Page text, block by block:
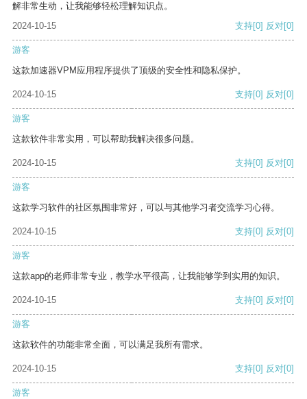
解非常生动，让我能够轻松理解知识点。
2024-10-15
支持[0] 反对[0]
游客
这款加速器VPM应用程序提供了顶级的安全性和隐私保护。
2024-10-15 支持[0] 反对[0]
游客
这款软件非常实用，可以帮助我解决很多问题。
2024-10-15 支持[0] 反对[0]
游客
这款学习软件的社区氛围非常好，可以与其他学习者交流学习心得。
2024-10-15 支持[0] 反对[0]
游客
这款app的老师非常专业，教学水平很高，让我能够学到实用的知识。
2024-10-15 支持[0] 反对[0]
游客
这款软件的功能非常全面，可以满足我所有需求。
2024-10-15 支持[0] 反对[0]
游客